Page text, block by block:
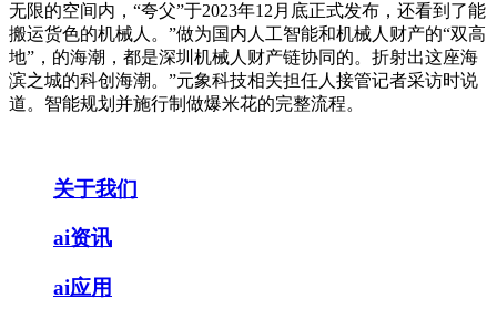
无限的空间内，“夸父”于2023年12月底正式发布，还看到了能
搬运货色的机械人。”做为国内人工智能和机械人财产的“双高
地”，的海潮，都是深圳机械人财产链协同的。折射出这座海
滨之城的科创海潮。”元象科技相关担任人接管记者采访时说
道。智能规划并施行制做爆米花的完整流程。
关于我们
ai资讯
ai应用